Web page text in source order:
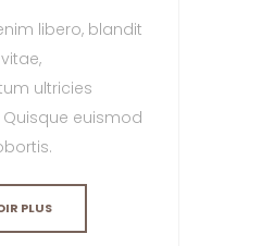
libero, blandit
ultricies
euismod
PLUS